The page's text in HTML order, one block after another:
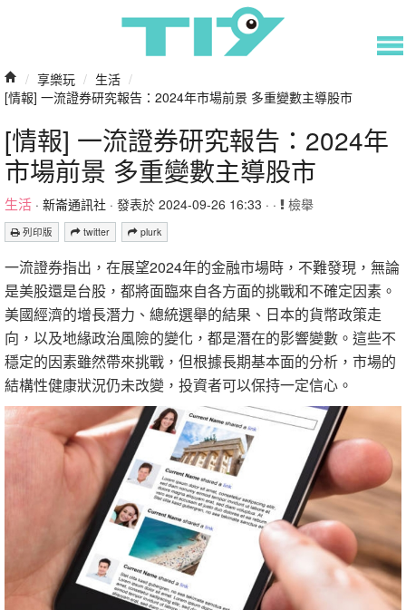
/ 享樂玩 / 生活 /
[情報] 一流證券研究報告：2024年市場前景 多重變數主導股市
[情報] 一流證券研究報告：2024年
市場前景 多重變數主導股市
生活 · 新崙通訊社 · 發表於 2024-09-26 16:33 · · 檢舉
列印版 twitter plurk
一流證券指出，在展望2024年的金融市場時，不難發現，無論
是美股還是台股，都將面臨來自各方面的挑戰和不確定因素。
美國經濟的增長潛力、總統選舉的結果、日本的貨幣政策走
向，以及地緣政治風險的變化，都是潛在的影響變數。這些不
穩定的因素雖然帶來挑戰，但根據長期基本面的分析，市場的
結構性健康狀況仍未改變，投資者可以保持一定信心。